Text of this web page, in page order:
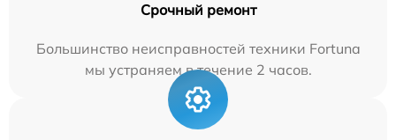
Срочный ремонт
Большинство неисправностей техники Fortuna
мы устраняем в течение 2 часов.